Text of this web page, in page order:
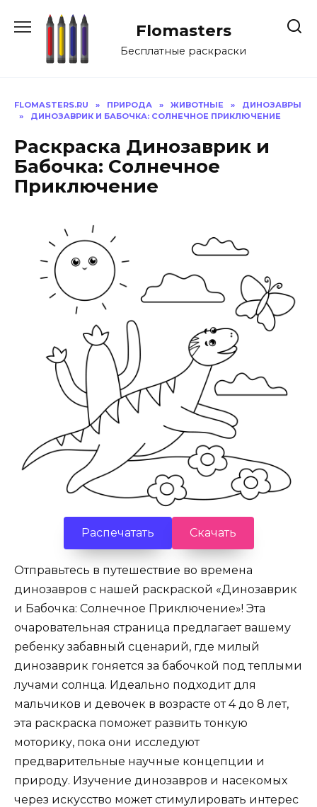
Flomasters
Бесплатные раскраски
FLOMASTERS.RU » ПРИРОДА » ЖИВОТНЫЕ »
ДИНОЗАВРЫ
»
ДИНОЗАВРИК И БАБОЧКА: СОЛНЕЧНОЕ ПРИКЛЮЧЕНИЕ
Раскраска Динозаврик и
Бабочка: Солнечное
Приключение
Распечатать Скачать
Отправьтесь в путешествие во времена
динозавров с нашей раскраской «Динозаврик
и Бабочка: Солнечное Приключение»! Эта
очаровательная страница предлагает вашему
ребенку забавный сценарий, где милый
динозаврик гоняется за бабочкой под теплыми
лучами солнца. Идеально подходит для
мальчиков и девочек в возрасте от 4 до 8 лет,
эта раскраска поможет развить тонкую
моторику, пока они исследуют
предварительные научные концепции и
природу. Изучение динозавров и насекомых
через искусство может стимулировать интерес